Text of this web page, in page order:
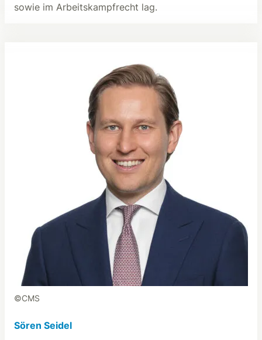
sowie im Arbeitskampfrecht lag.
©CMS
Sören Seidel